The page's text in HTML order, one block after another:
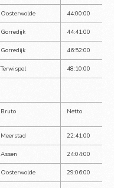
Oosterwolde 44:00:00
Gorredijk 44:41:00
Gorredijk 46:52:00
Terwispel 48:10:00
Bruto Netto
Meerstad 22:41:00
Assen 24:04:00
Oosterwolde 29:06:00